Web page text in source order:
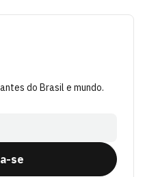
do Brasil e mundo.
se